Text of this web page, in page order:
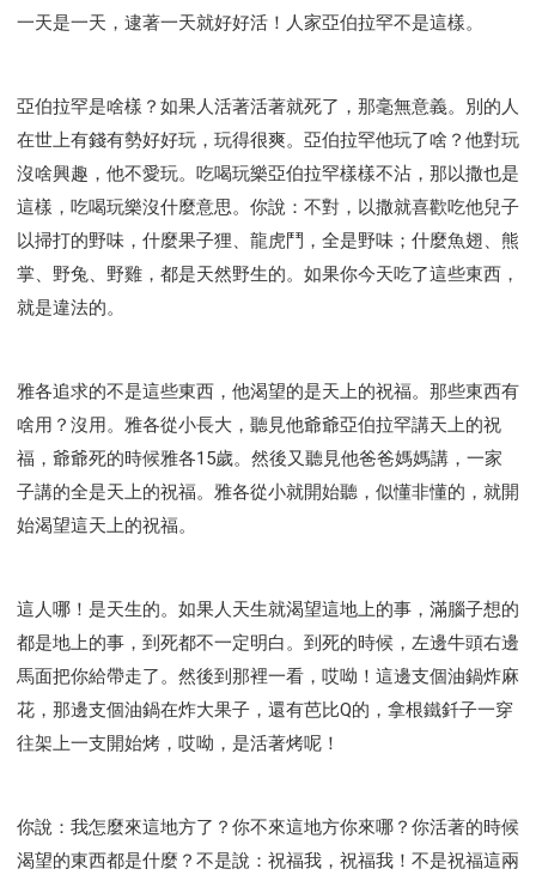
一天是一天，逮著一天就好好活！人家亞伯拉罕不是這樣。
亞伯拉罕是啥樣？如果人活著活著就死了，那毫無意義。別的人
在世上有錢有勢好好玩，玩得很爽。亞伯拉罕他玩了啥？他對玩
沒啥興趣，他不愛玩。吃喝玩樂亞伯拉罕樣樣不沾，那以撒也是
這樣，吃喝玩樂沒什麼意思。你說：不對，以撒就喜歡吃他兒子
以掃打的野味，什麼果子狸、龍虎鬥，全是野味；什麼魚翅、熊
掌、野兔、野雞，都是天然野生的。如果你今天吃了這些東西，
就是違法的。
雅各追求的不是這些東西，他渴望的是天上的祝福。那些東西有
啥用？沒用。雅各從小長大，聽見他爺爺亞伯拉罕講天上的祝
福，爺爺死的時候雅各15歲。然後又聽見他爸爸媽媽講，一家
子講的全是天上的祝福。雅各從小就開始聽，似懂非懂的，就開
始渴望這天上的祝福。
這人哪！是天生的。如果人天生就渴望這地上的事，滿腦子想的
都是地上的事，到死都不一定明白。到死的時候，左邊牛頭右邊
馬面把你給帶走了。然後到那裡一看，哎呦！這邊支個油鍋炸麻
花，那邊支個油鍋在炸大果子，還有芭比Q的，拿根鐵釺子一穿
往架上一支開始烤，哎呦，是活著烤呢！
你說：我怎麼來這地方了？你不來這地方你來哪？你活著的時候
渴望的東西都是什麼？不是說：祝福我，祝福我！不是祝福這兩